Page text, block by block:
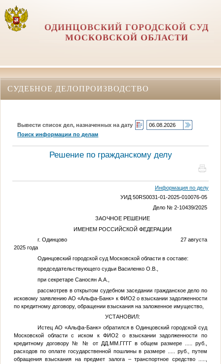
ОДИНЦОВСКИЙ ГОРОДСКОЙ СУД
МОСКОВСКОЙ ОБЛАСТИ
СУДЕБНОЕ ДЕЛОПРОИЗВОДСТВО
Вывести список дел, назначенных на дату
Поиск информации по делам
Решение по гражданскому делу
Информация по делу
УИД 50RS0031-01-2025-010076-05
Дело № 2-10439/2025
ЗАОЧНОЕ РЕШЕНИЕ
ИМЕНЕМ РОССИЙСКОЙ ФЕДЕРАЦИИ
г. Одинцово 27 августа
2025 года
Одинцовский городской суд Московской области в составе:
председательствующего судьи Василенко О.В.,
при секретаре Саносян А.А.,
рассмотрев в открытом судебном заседании гражданское дело по
исковому заявлению АО «Альфа-Банк» к ФИО2о взыскании задолженности
по кредитному договору, обращении взыскания на заложенное имущество,
УСТАНОВИЛ:
Истец АО «Альфа-Банк» обратился в Одинцовский городской суд
Московской области с иском кФИО2 о взыскании задолженности по
кредитному договору № № от ДД.ММ.ГГГГ в общем размере
руб.,
расходов по оплате государственной пошлины в размере
руб., путем
обращения взыскания на предмет залога – транспортное средство